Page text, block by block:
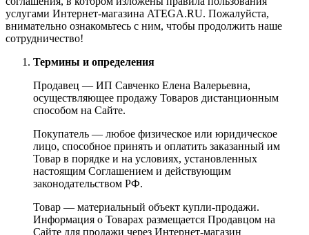
услугами Интернет-магазина ATEGA.RU. Пожалуйста,
внимательно ознакомьтесь с ним, чтобы продолжить наше
сотрудничество!
Термины и определения
Продавец — ИП Савченко Елена Валерьевна,
осуществляющее продажу Товаров дистанционным
способом на Сайте.
Покупатель — любое физическое или юридическое
лицо, способное принять и оплатить заказанный им
Товар в порядке и на условиях, установленных
настоящим Соглашением и действующим
законодательством РФ.
Товар — материальный объект купли-продажи.
Информация о Товарах размещается Продавцом на
Сайте для продажи через Интернет-магазин